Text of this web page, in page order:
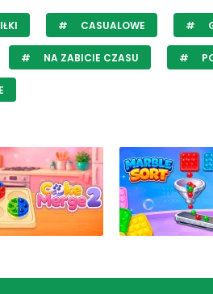
CASUALOWE
NA ZABICIE CZASU